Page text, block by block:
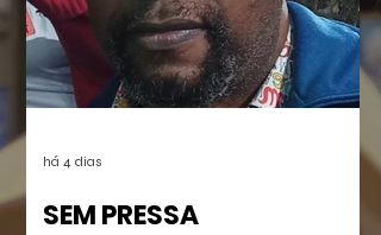
SEM PRESSA
há 4 dias